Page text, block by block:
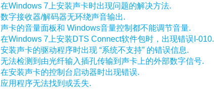
在Windows 7上安装声卡时出现问题的解决方法.
数字接收器/解码器无环绕声音输出.
声卡的音量面板和 Windows音量控制都不能调节音量.
在Windows 7上安装DTS Connect软件包时，出现错误I-010.
安装声卡的驱动程序时出现 “系统不支持” 的错误信息.
无法检测到由光纤输入插孔传输到声卡上的外部数字信号.
在安装声卡的控制台启动器时出现错误.
应用程序无法找到或丢失.